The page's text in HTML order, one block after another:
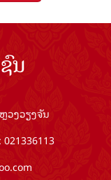
ນ
ວງວຽງຈັນ